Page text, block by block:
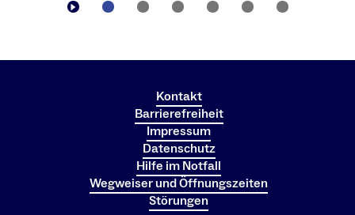
Kontakt
Barrierefreiheit
Impressum
Datenschutz
Hilfe im Notfall
Wegweiser und Öffnungszeiten
Störungen